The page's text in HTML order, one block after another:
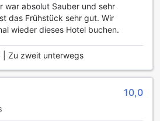
im Noga Hotel am Toten
Meer bietet seinen Gästen eine
die den Aufenthalt so
gestalten. Mit einem 24-Stunden-
Sie jederzeit köstliche Speisen und
Zimmer genießen, ohne das Hotel
ein Wäscheservice als auch
war absolut Sauber und sehr
das Frühstück sehr gut. Wir
wieder dieses Hotel buchen.
| Zu zweit unterwegs
10,0